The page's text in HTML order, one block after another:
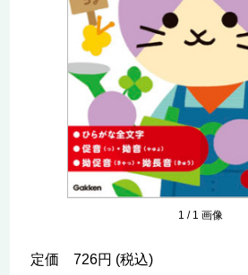
1 / 1 画像
定価 726円 (税込)